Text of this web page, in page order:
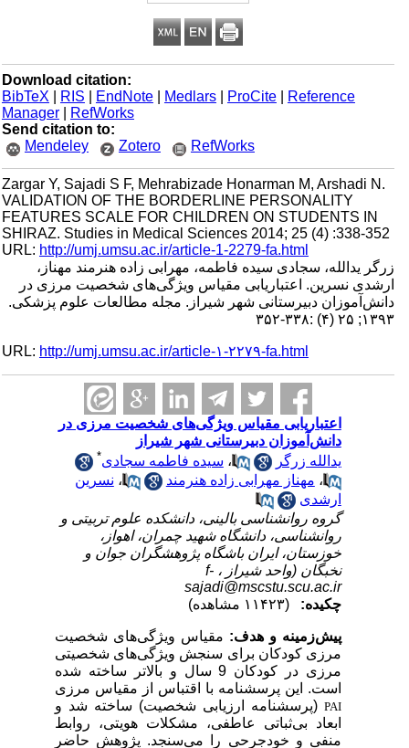
Download citation:
BibTeX
| RIS |EndNote |Medlars |ProCite |Reference
Manager
|RefWorks
Send citation to:
Mendeley
Zotero RefWorks
Zargar Y, Sajadi S F, Mehrabizade Honarman M, Arshadi N.
VALIDATION OF THE BORDERLINE PERSONALITY
FEATURES SCALE FOR CHILDREN ON STUDENTS IN
SHIRAZ. Studies in Medical Sciences 2014; 25 (4) :338-352
URL:http://umj.umsu.ac.ir/article-1-2279-fa.html
زرگر یدالله، سجادی سیده فاطمه، مهرابی زاده هنرمند مهناز،
ارشدی نسرین. اعتباریابی مقیاس ویژگی‌های شخصیت مرزی در
دانش‌آموزان دبیرستانی شهر شیراز. مجله مطالعات علوم پزشکی.
۱۳۹۳; ۲۵ (۴) :۳۳۸-۳۵۲
URL:http://umj.umsu.ac.ir/article-۱-۲۲۷۹-fa.html
اعتباریابی مقیاس ویژگی‌های شخصیت مرزی در
دانش‌آموزان دبیرستانی شهر شیراز
یدالله زرگر
،سیده فاطمه سجادی*
،مهناز مهرابی زاده هنرمند ،نسرین
ارشدی
گروه روانشناسی بالینی، دانشکده علوم تربیتی و
روانشناسی، دانشگاه شهید چمران، اهواز،
خوزستان، ایران باشگاه پژوهشگران جوان و
نخبگان (واحد شیراز ، f-
sajadi@mscstu.scu.ac.ir
چکیده:
پیش‌زمینه و هدف:مقیاس ویژگی‌های شخصیت
مرزی کودکان برای سنجش ویژگی‌های شخصیتی
مرزی در کودکان 9 سال و بالاتر ساخته شده
است. این پرسشنامه با اقتباس از مقیاس مرزی
PAI(پرسشنامه ارزیابی شخصیت) ساخته شد و
ابعاد بی‌ثباتی عاطفی، مشکلات هویتی، روابط
منفی و خودجرحی را می‌سنجد. پژوهش حاضر